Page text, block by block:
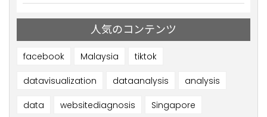
人気のコンテンツ
facebook Malaysia tiktok
datavisualization dataanalysis analysis
data websitediagnosis Singapore